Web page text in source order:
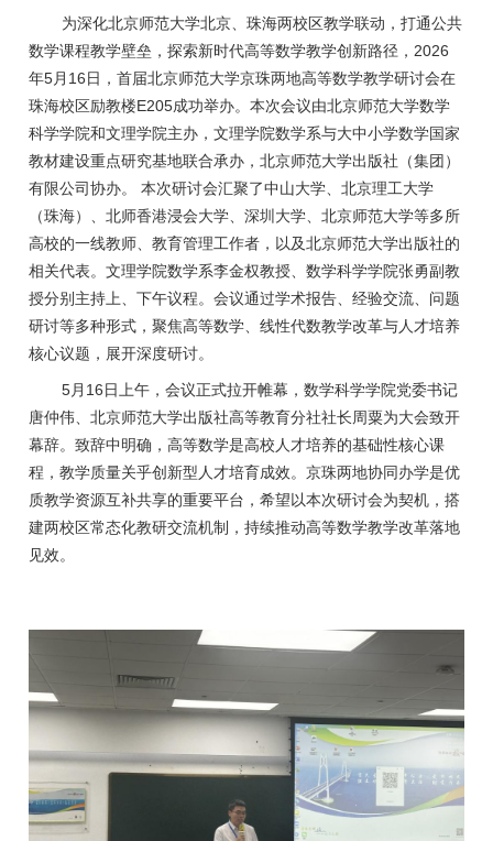
为深化北京师范大学北京、珠海两校区教学联动，打通公共
数学课程教学壁垒，探索新时代高等数学教学创新路径，2026
年5月 16 日，首届北京师范大学京珠两地高等数学教学研讨会在
珠海校区励教楼E205成功举办。本次会议由北京师范大学数学
科学学院和文理学院主办，文理学院数学系与大中小学数学国家
教材建设重点研究基地联合承办，北京师范大学出版社（集团）
有限公司协办。 本次研讨会汇聚了中山大学、北京理工大学
（珠海）、北师香港浸会大学、深圳大学、北京师范大学等多所
高校的一线教师、教育管理工作者，以及北京师范大学出版社的
相关代表。文理学院数学系李金权教授、数学科学学院张勇副教
授分别主持上、下午议程。会议通过学术报告、经验交流、问题
研讨等多种形式，聚焦高等数学、线性代数教学改革与人才培养
核心议题，展开深度研讨。
5月 16 日上午，会议正式拉开帷幕，数学科学学院党委书记
唐仲伟、北京师范大学出版社高等教育分社社长周粟为大会致开
幕辞。致辞中明确，高等数学是高校人才培养的基础性核心课
程，教学质量关乎创新型人才培育成效。京珠两地协同办学是优
质教学资源互补共享的重要平台，希望以本次研讨会为契机，搭
建两校区常态化教研交流机制，持续推动高等数学教学改革落地
见效。